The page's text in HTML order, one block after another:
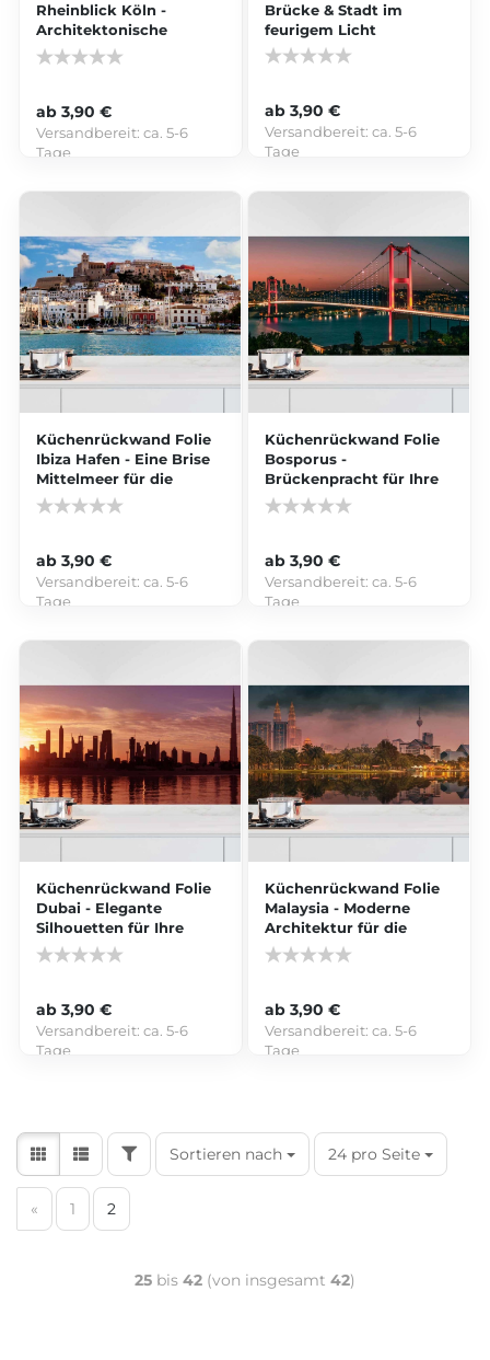
Rheinblick Köln -
Architektonische
Schönheit
ab 3,90 €
Versandbereit:ca. 5-6
Tage
Brücke & Stadt im
feurigem Licht
ab 3,90 €
Versandbereit:ca. 5-6
Tage
Küchenrückwand Folie
Ibiza Hafen - Eine Brise
Mittelmeer für die
Küche
ab 3,90 €
Versandbereit:ca. 5-6
Tage
Küchenrückwand Folie
Bosporus -
Brückenpracht für Ihre
Küche
ab 3,90 €
Versandbereit:ca. 5-6
Tage
Küchenrückwand Folie
Dubai - Elegante
Silhouetten für Ihre
Küche
ab 3,90 €
Versandbereit:ca. 5-6
Tage
Küchenrückwand Folie
Malaysia - Moderne
Architektur für die
Küche
ab 3,90 €
Versandbereit:ca. 5-6
Tage
Sortieren nach 24 pro Seite
« 1 2
25 bis 42 (von insgesamt 42)